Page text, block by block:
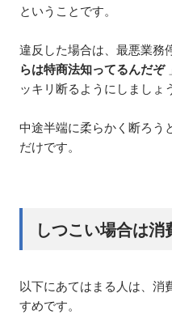
ということです。
違反した場合は、最悪業務
らは特商法知ってるんだぞ
ッキリ断るようにしましょう
中途半端に柔らかく断ろう
だけです。
しつこい場合は
以下にあてはまる人は、消
すめです。